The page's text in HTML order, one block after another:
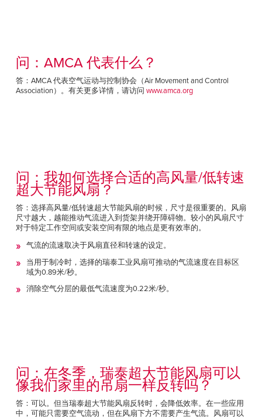
问：AMCA 代表什么？
答：AMCA 代表空气运动与控制协会（Air Movement and Control
Association）。有关更多详情，请访问 www.amca.org
问：我如何选择合适的高风量/低转速
超大节能风扇？
答：选择高风量/低转速超大节能风扇的时候，尺寸是很重要的。风扇
尺寸越大，越能推动气流进入到货架并绕开障碍物。较小的风扇尺寸
对于特定工作空间或安装空间有限的地点是更有效率的。
气流的流速取决于风扇直径和转速的设定。
当用于制冷时，选择的瑞泰工业风扇可推动的气流速度在目标区
域为0.89米/秒。
消除空气分层的最低气流速度为0.22米/秒。
问：在冬季，瑞泰超大节能风扇可以
像我们家里的吊扇一样反转吗？
答：可以。但当瑞泰超大节能风扇反转时，会降低效率。在一些应用
中，可能只需要空气流动，但在风扇下方不需要产生气流。风扇可以